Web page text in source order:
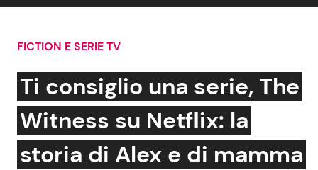
Cerca:
News e Cronaca
Attualità Italiana
Gossip e TV
Bellezze VIP
FICTION E SERIE TV
Ti consiglio una serie, The
Witness su Netflix: la
storia di Alex e di mamma